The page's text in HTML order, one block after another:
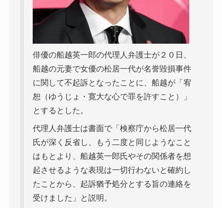
俳優の船越英一郎の代理人弁護士が２０日、
船越の元妻で女優の松居一代が名誉毀損事件
に関して不起訴となったことに、船越が「宥
恕（ゆうじょ・寛大な心で罪を許すこと）」
とするとした。
代理人弁護士は書面で「検察庁から松居一代
氏が深く反省し、もう二度と同じようなこと
はもとより、船越英一郎氏やその関係者を想
起させるような表現は一切行わないと確約し
たことから、起訴猶予処分とする旨の連絡を
受けました」と説明。